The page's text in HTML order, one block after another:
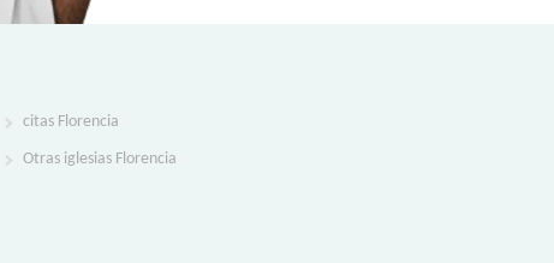
citas Florencia
Otras iglesias Florencia